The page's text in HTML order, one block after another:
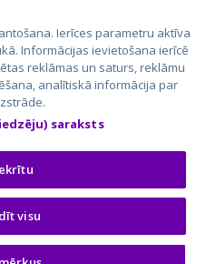
CVbankas.lt
Kainos.lt
Paslaugos.lt
auto24.ee
Osta.ee
KuldneBörs.ee
Ierīces parametru aktīva
Informācijas ievietošana ierīcē
reklāmas un saturs, reklāmu
analītiskā informācija par
saraksts
visu